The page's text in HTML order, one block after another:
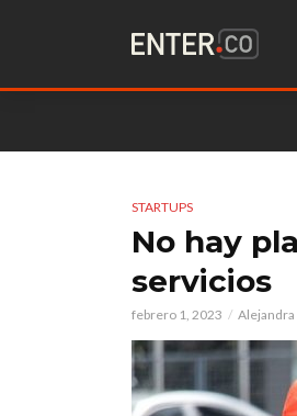
STARTUPS
No hay
servicios
febrero 1, 2023